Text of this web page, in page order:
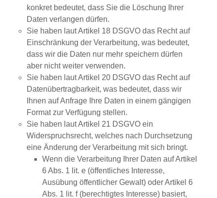
konkret bedeutet, dass Sie die Löschung Ihrer
Daten verlangen dürfen.
Sie haben laut Artikel 18 DSGVO das Recht auf
Einschränkung der Verarbeitung, was bedeutet,
dass wir die Daten nur mehr speichern dürfen
aber nicht weiter verwenden.
Sie haben laut Artikel 20 DSGVO das Recht auf
Datenübertragbarkeit, was bedeutet, dass wir
Ihnen auf Anfrage Ihre Daten in einem gängigen
Format zur Verfügung stellen.
Sie haben laut Artikel 21 DSGVO ein
Widerspruchsrecht, welches nach Durchsetzung
eine Änderung der Verarbeitung mit sich bringt.
Wenn die Verarbeitung Ihrer Daten auf Artikel
6 Abs. 1 lit. e (öffentliches Interesse,
Ausübung öffentlicher Gewalt) oder Artikel 6
Abs. 1 lit. f (berechtigtes Interesse) basiert,